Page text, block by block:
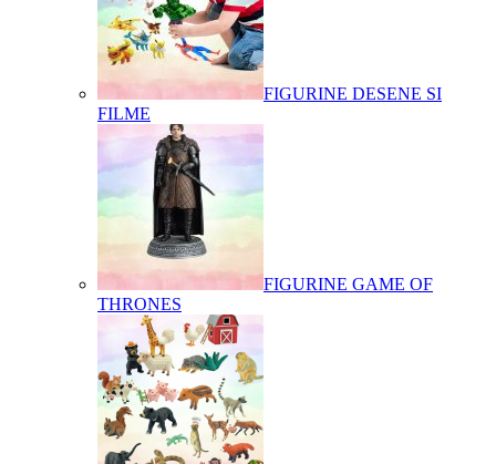
FIGURINE DESENE SI
FILME
FIGURINE GAME OF
THRONES